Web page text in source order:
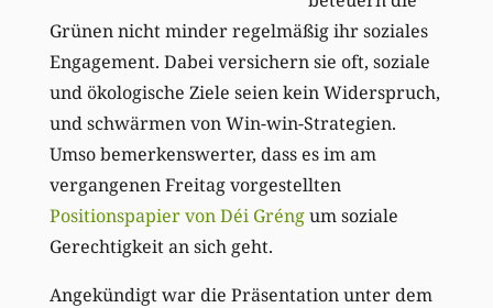
Grünen nicht minder regelmäßig ihr soziales
Engagement. Dabei versichern sie oft, soziale
und ökologische Ziele seien kein Widerspruch,
und schwärmen von Win-win-Strategien.
Umso bemerkenswerter, dass es im am
vergangenen Freitag vorgestellten
Positionspapier von Déi Gréngum soziale
Gerechtigkeit an sich geht.
Angekündigt war die Präsentation unter dem